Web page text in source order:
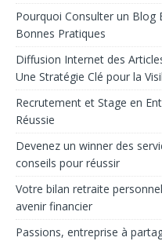
Pourquoi Consulter un Blog
Bonnes Pratiques
Diffusion Internet des
Une Stratégie Clé pour la
Recrutement et Stage en
Réussie
Devenez un winner des
conseils pour réussir
Votre bilan retraite
avenir financier
Passions, entreprise à